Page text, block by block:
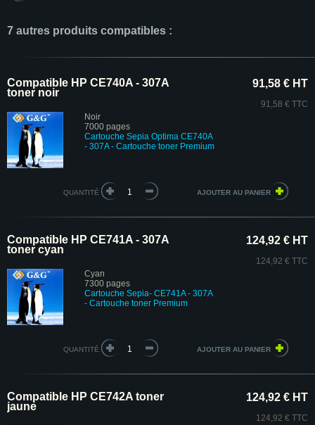
7 autres produits compatibles :
Compatible HP CE740A - 307A
toner noir
Noir
7000 pages
Cartouche Sepia Optima CE740A
- 307A - Cartouche toner Premium
91,58 € HT
91,58 € TTC
QUANTITÉ
Compatible HP CE741A - 307A
toner cyan
Cyan
7300 pages
Cartouche Sepia- CE741A - 307A
- Cartouche toner Premium
124,92 € HT
124,92 € TTC
QUANTITÉ
Compatible HP CE742A toner
jaune
124,92 € HT
124,92 € TTC